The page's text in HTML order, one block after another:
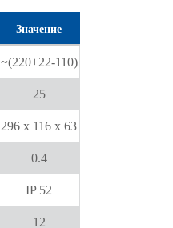
Значение
~(220+22-110)
25
296 х 116 х 63
0.4
IP 52
12